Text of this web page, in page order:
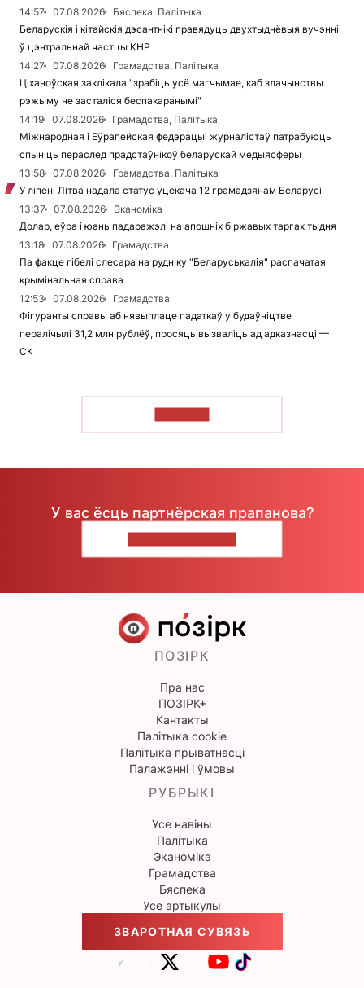
14:57
07.08.2026
Бяспека, Палітыка
Беларускія і кітайскія дэсантнікі правядуць двухтыднёвыя вучэнні
ў цэнтральнай частцы КНР
14:27
07.08.2026
Грамадства, Палітыка
Ціханоўская заклікала "зрабіць усё магчымае, каб злачынствы
рэжыму не засталіся беспакаранымі"
14:19
07.08.2026
Грамадства, Палітыка
Міжнародная і Еўрапейская федэрацыі журналістаў патрабуюць
спыніць пераслед прадстаўнікоў беларускай медыясферы
13:58
07.08.2026
Грамадства, Палітыка
У ліпені Літва надала статус уцекача 12 грамадзянам Беларусі
13:37
07.08.2026
Эканоміка
Долар, еўра і юань падаражэлі на апошніх біржавых таргах тыдня
13:18
07.08.2026
Грамадства
Па факце гібелі слесара на рудніку "Беларуськалія" распачатая
крымінальная справа
12:53
07.08.2026
Грамадства
Фігуранты справы аб нявыплаце падаткаў у будаўніцтве
пералічылі 31,2 млн рублёў, просяць вызваліць ад адказнасці —
СК
У вас ёсць партнёрская прапанова?
ПОЗІРК
Пра нас
ПОЗІРК+
Кантакты
Палітыка cookie
Палітыка прыватнасці
Палажэнні і ўмовы
РУБРЫКІ
Усе навіны
Палітыка
Эканоміка
Грамадства
Бяспека
Усе артыкулы
ЗВАРОТНАЯ СУВЯЗЬ